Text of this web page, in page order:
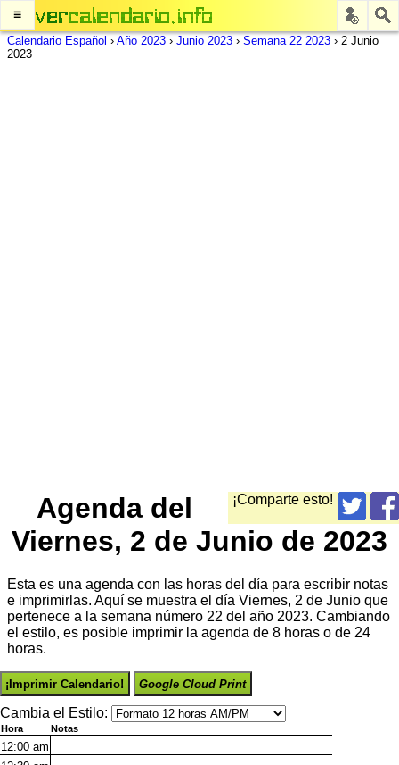
≡
Calendario Español › Año 2023 › Junio 2023 › Semana 22 2023 › 2 Junio
2023
¡Comparte esto!
Agenda del
Viernes, 2 de Junio de 2023
Esta es una agenda con las horas del día para escribir notas
e imprimirlas. Aquí se muestra el día Viernes, 2 de Junio que
pertenece a la semana número 22 del año 2023. Cambiando
el estilo, es posible imprimir la agenda de 8 horas o de 24
horas.
¡Imprimir Calendario! Google Cloud Print
Cambia el Estilo:
Hora Notas
12:00 am